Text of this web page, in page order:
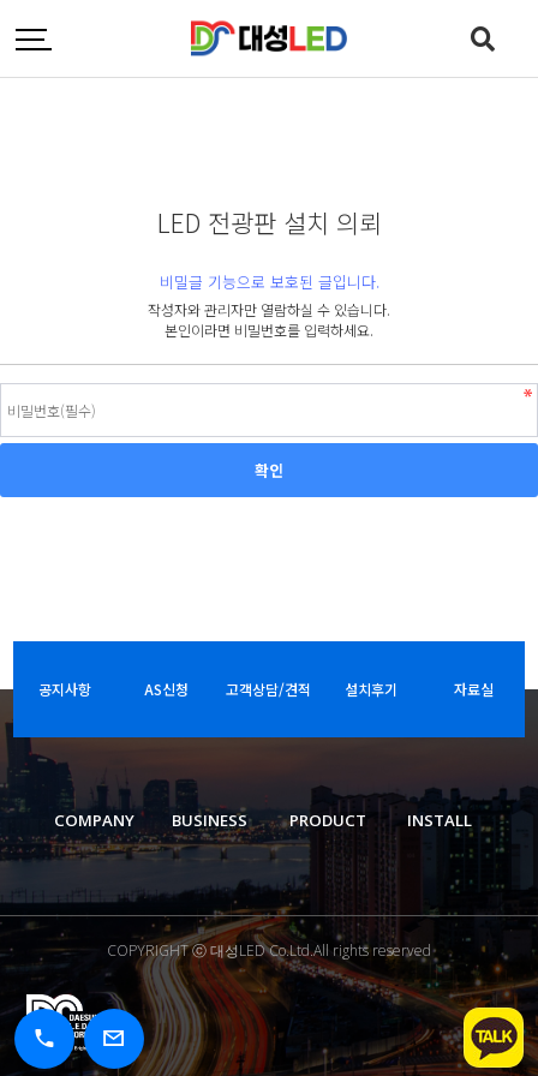
LED 전광판 설치 의뢰
비밀글 기능으로 보호된 글입니다.
작성자와 관리자만 열람하실 수 있습니다.
본인이라면 비밀번호를 입력하세요.
공지사항 AS신청 고객상담/견적 설치후기 자료실
COMPANY BUSINESS PRODUCT INSTALL
COPYRIGHT ⓒ 대성LED Co.Ltd.All rights reserved